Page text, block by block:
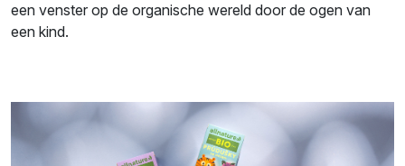
een venster op de organische wereld door de ogen van
een kind.